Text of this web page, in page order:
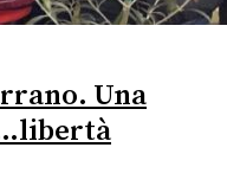
Una